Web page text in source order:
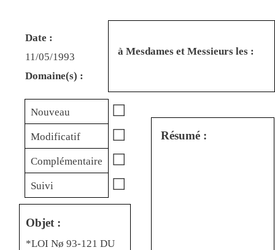
Date :
11/05/1993
Domaine(s) :
à Mesdames et Messieurs les :
Nouveau ☐
Modificatif ☐
Complémentaire ☐
Suivi ☐
Objet :
*LOI Nø 93-121 DU
Résumé :